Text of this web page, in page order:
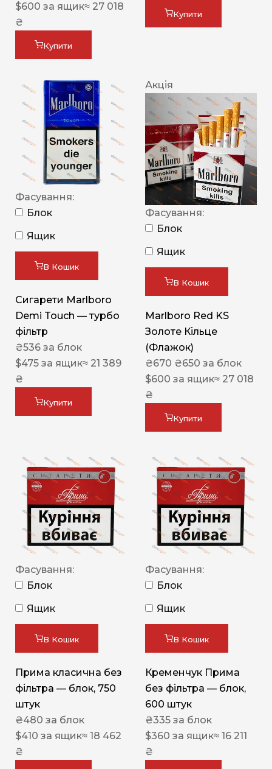
$600 за ящик≈ 27 018
₴
Купити
Купити
Фасування:
Блок
Ящик
В Кошик
Сигарети Marlboro
Demi Touch — турбо
фільтр
₴536 за блок
$475 за ящик≈ 21 389
₴
Купити
Акція
Фасування:
Блок
Ящик
В Кошик
Marlboro Red KS
Золоте Кільце
(Флажок)
₴670 ₴650 за блок
$600 за ящик≈ 27 018
₴
Купити
Фасування:
Блок
Ящик
В Кошик
Прима класична без
фільтра — блок, 750
штук
₴480 за блок
$410 за ящик≈ 18 462
₴
Фасування:
Блок
Ящик
В Кошик
Кременчук Прима
без фільтра — блок,
600 штук
₴335 за блок
$360 за ящик≈ 16 211
₴